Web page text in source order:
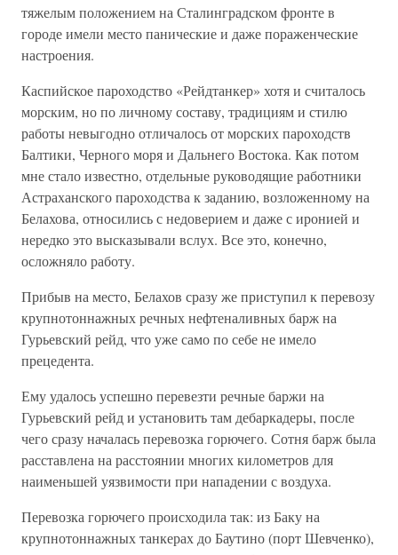
тяжелым положением на Сталинградском фронте в
городе имели место панические и даже пораженческие
настроения.
Каспийское пароходство «Рейдтанкер» хотя и считалось
морским, но по личному составу, традициям и стилю
работы невыгодно отличалось от морских пароходств
Балтики, Черного моря и Дальнего Востока. Как потом
мне стало известно, отдельные руководящие работники
Астраханского пароходства к заданию, возложенному на
Белахова, относились с недоверием и даже с иронией и
нередко это высказывали вслух. Все это, конечно,
осложняло работу.
Прибыв на место, Белахов сразу же приступил к перевозу
крупнотоннажных речных нефтеналивных барж на
Гурьевский рейд, что уже само по себе не имело
прецедента.
Ему удалось успешно перевезти речные баржи на
Гурьевский рейд и установить там дебаркадеры, после
чего сразу началась перевозка горючего. Сотня барж была
расставлена на расстоянии многих километров для
наименьшей уязвимости при нападении с воздуха.
Перевозка горючего происходила так: из Баку на
крупнотоннажных танкерах до Баутино (порт Шевченко),